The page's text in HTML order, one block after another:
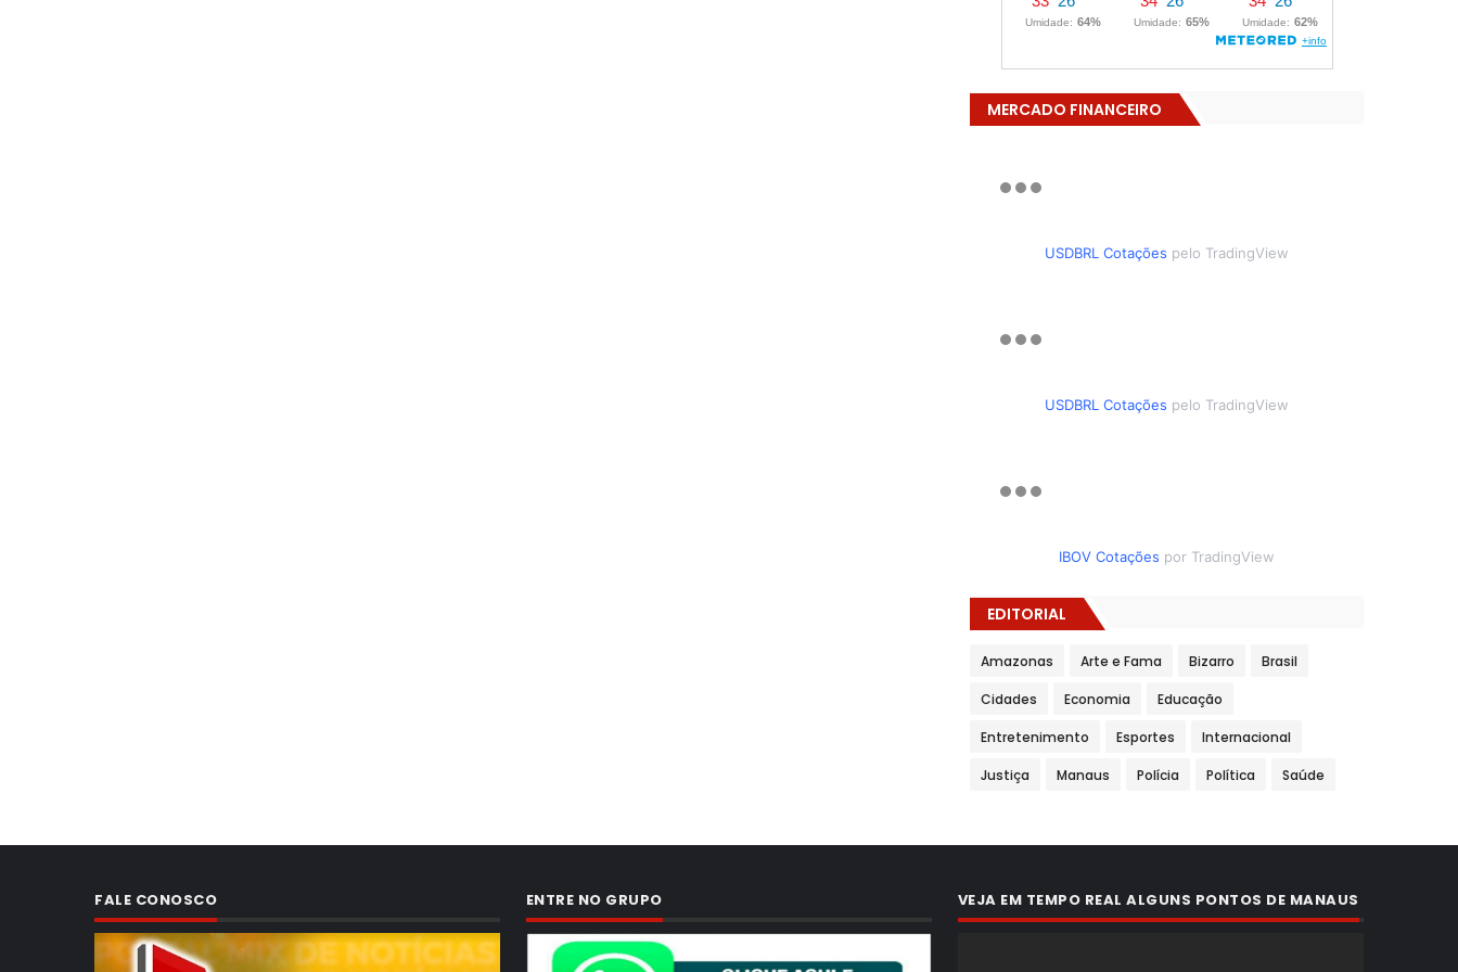
MERCADO FINANCEIRO
USDBRL Cotações pelo TradingView
USDBRL Cotações pelo TradingView
IBOV Cotações por TradingView
EDITORIAL
Amazonas Arte e Fama Bizarro Brasil
Cidades Economia Educação
Entretenimento Esportes Internacional
Justiça Manaus Polícia Política Saúde
FALE CONOSCO ENTRE NO GRUPO VEJA EM TEMPO REAL ALGUNS PONTOS DE MANAUS